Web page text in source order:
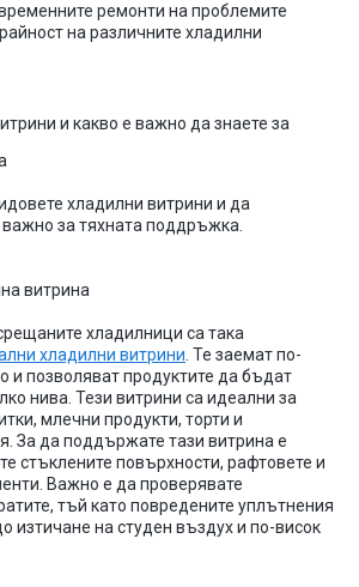
ремонти на проблемите
на различните хладилни
и какво е важно да знаете за
хладилни витрини и да
за тяхната поддръжка.
витрина
щаните хладилници са така
хладилни витрини . Те заемат по-
и позволяват продуктите да бъдат
нива. Тези витрини са идеални за
млечни продукти, торти и
За да поддържате тази витрина е
стъклените повърхности, рафтовете и
Важно е да проверявате
тъй като повредените уплътнения
изтичане на студен въздух и по-висок